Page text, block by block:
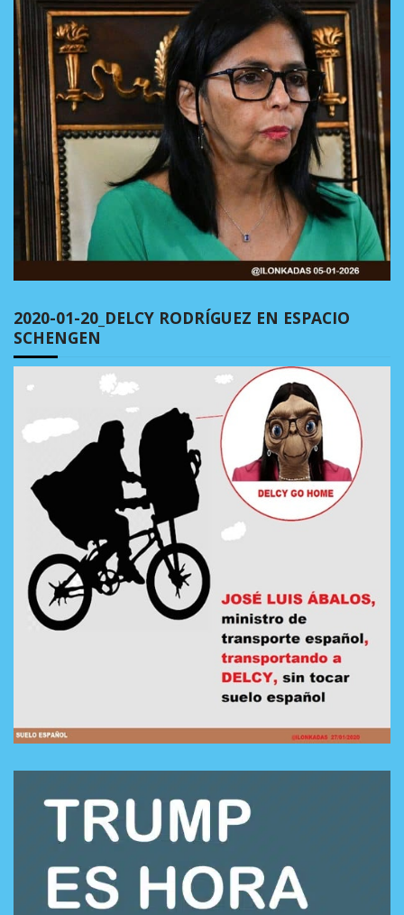
2020-01-20_DELCY RODRÍGUEZ EN ESPACIO
SCHENGEN